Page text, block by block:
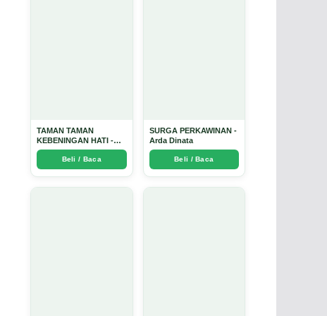
TAMAN TAMAN
KEBENINGAN HATI -
Arda Dinata
Beli / Baca
SURGA PERKAWINAN -
Arda Dinata
Beli / Baca